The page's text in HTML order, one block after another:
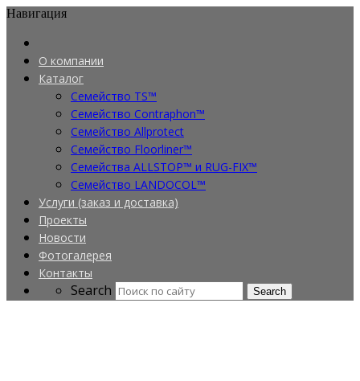
Навигация
О компании
Каталог
Семейство TS™
Семейство Contraphon™
Семейство Allprotect
Семейство Floorliner™
Семейства ALLSTOP™ и RUG-FIX™
Семейство LANDOCOL™
Услуги (заказ и доставка)
Проекты
Новости
Фотогалерея
Контакты
Search Search